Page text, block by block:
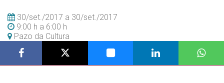
30/set./2017 a 30/set./2017
9:00 h a 6:00 h
Pazo da Cultura